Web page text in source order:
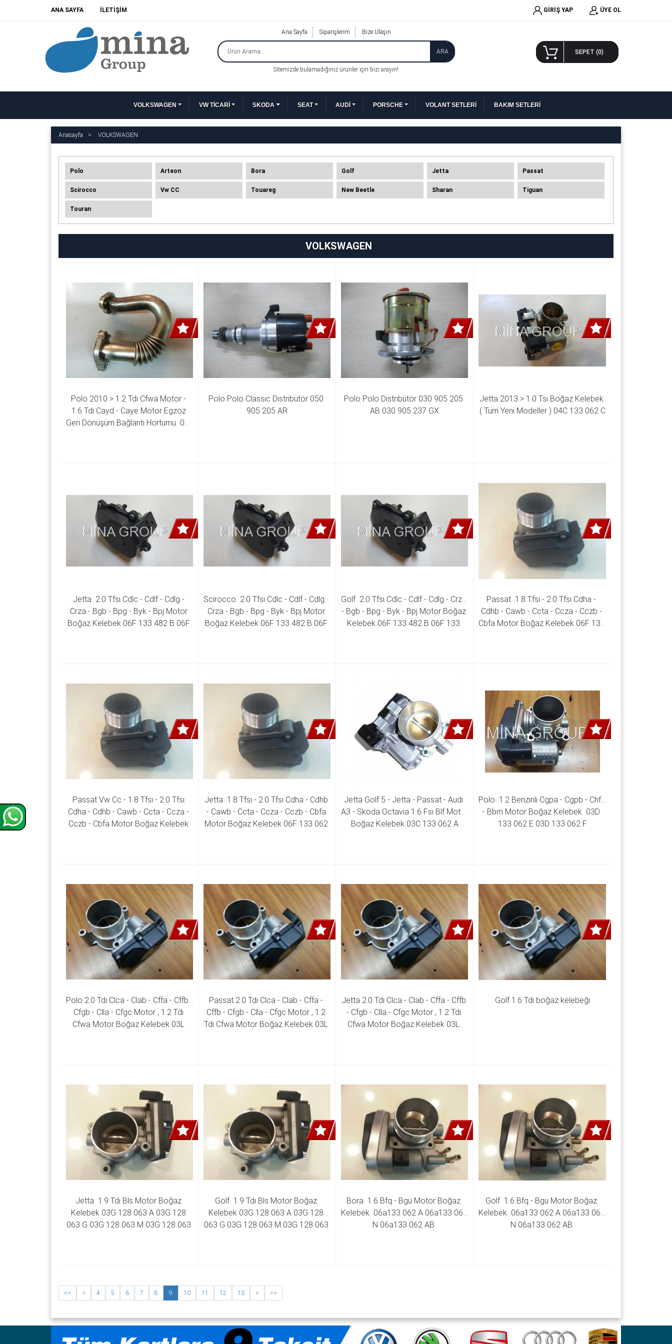
ANA SAYFA İLETİŞİM GİRİŞ YAP ÜYE OL
Ana Sayfa Siparişlerim Bize Ulaşın
ARA
Sitemizde bulamadığınız ürünler için bizi arayın!
SEPET (0)
VOLKSWAGEN VW TİCARİ SKODA SEAT AUDİ PORSCHE VOLANT SETLERİ BAKIM SETLERİ
Anasayfa VOLKSWAGEN
Polo Arteon Bora Golf Jetta Passat
Scirocco Vw CC Touareg New Beetle Sharan Tiguan
Touran
VOLKSWAGEN
Polo 2010 > 1.2 Tdı Cfwa Motor -
1.6 Tdı Cayd - Caye Motor Egzoz
Geri Dönüşüm Bağlantı Hortumu  03L
Polo Polo Classıc Distribütör 050
905 205 AR
Polo Polo Distribütör 030 905 205
AB 030 905 237 GX
Jetta 2013 > 1.0 Tsı Boğaz Kelebek
( Tüm Yeni Modeller ) 04C 133 062 C
Jetta  2.0 Tfsı Cdlc - Cdlf - Cdlg -
Crza - Bgb - Bpg - Byk - Bpj Motor
Boğaz Kelebek 06F 133 482 B 06F
Scirocco  2.0 Tfsı Cdlc - Cdlf - Cdlg -
Crza - Bgb - Bpg - Byk - Bpj Motor
Boğaz Kelebek 06F 133 482 B 06F
Golf  2.0 Tfsı Cdlc - Cdlf - Cdlg - Crza
- Bgb - Bpg - Byk - Bpj Motor Boğaz
Kelebek 06F 133 482 B 06F 133
Passat  1.8 Tfsı - 2.0 Tfsı Cdha -
Cdhb - Cawb - Ccta - Ccza - Cczb -
Cbfa Motor Boğaz Kelebek 06F 133
Passat Vw Cc - 1.8 Tfsı - 2.0 Tfsı
Cdha - Cdhb - Cawb - Ccta - Ccza -
Cczb - Cbfa Motor Boğaz Kelebek
Jetta  1.8 Tfsı - 2.0 Tfsı Cdha - Cdhb
- Cawb - Ccta - Ccza - Cczb - Cbfa
Motor Boğaz Kelebek 06F 133 062
Jetta Golf 5 - Jetta - Passat - Audı
A3 - Skoda Octavia 1.6 Fsı Blf Motor
Boğaz Kelebek 03C 133 062 A
Polo  1.2 Benzinli Cgpa - Cgpb - Chfa
- Bbm Motor Boğaz Kelebek  03D
133 062 E 03D 133 062 F
Polo 2.0 Tdı Clca - Clab - Cffa - Cffb -
Cfgb - Clla - Cfgc Motor , 1.2 Tdı
Cfwa Motor Boğaz Kelebek 03L
Passat 2.0 Tdı Clca - Clab - Cffa -
Cffb - Cfgb - Clla - Cfgc Motor , 1.2
Tdı Cfwa Motor Boğaz Kelebek 03L
Jetta 2.0 Tdı Clca - Clab - Cffa - Cffb
- Cfgb - Clla - Cfgc Motor , 1.2 Tdı
Cfwa Motor Boğaz Kelebek 03L
Golf 1.6 Tdı boğaz kelebeği
Jetta  1.9 Tdı Bls Motor Boğaz
Kelebek 03G 128 063 A 03G 128
063 G 03G 128 063 M 03G 128 063
Golf  1.9 Tdı Bls Motor Boğaz
Kelebek 03G 128 063 A 03G 128
063 G 03G 128 063 M 03G 128 063
Bora  1.6 Bfq - Bgu Motor Boğaz
Kelebek  06a133 062 A 06a133 062
N 06a133 062 AB
Golf  1.6 Bfq - Bgu Motor Boğaz
Kelebek  06a133 062 A 06a133 062
N 06a133 062 AB
<< < 4 5 6 7 8 9 10 11 12 13 > >>